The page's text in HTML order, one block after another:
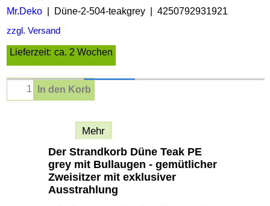
Mr.Deko Düne-2-504-teakgrey 4250792931921
zzgl. Versand
Lieferzeit: ca. 2 Wochen
In den Korb
Mehr
Der Strandkorb Düne Teak PE
grey mit Bullaugen - gemütlicher
Zweisitzer mit exklusiver
Ausstrahlung